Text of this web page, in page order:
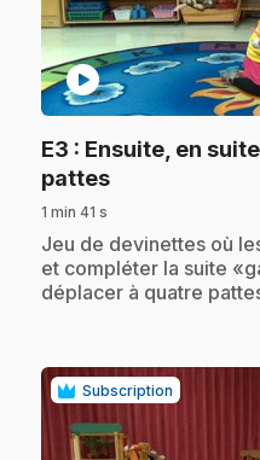
play_circle
E3 : Ensuite, en
pattes.
1 min 41 s
.Jeu de devinettes où
et compléter la suite
déplacer à quatre
Subscription